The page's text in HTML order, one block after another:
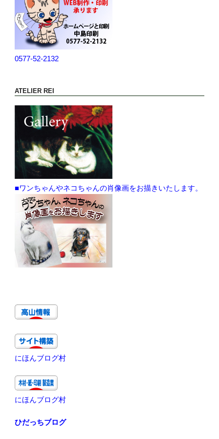
0577-52-2132
ATELIER REI
■ワンちゃんやネコちゃんの肖像画をお描きいたします。
にほんブログ村
にほんブログ村
ひだっちブログ